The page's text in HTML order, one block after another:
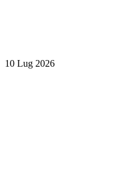
10 Lug 2026